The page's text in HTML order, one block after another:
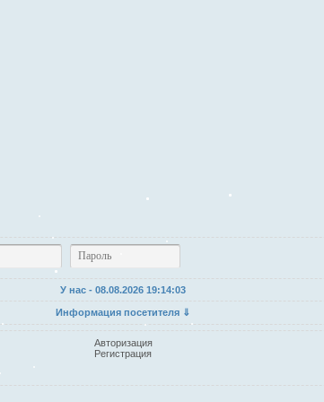
У нас - 08.08.2026 19:14:04
Информация посетителя ⇓
Авторизация
Регистрация